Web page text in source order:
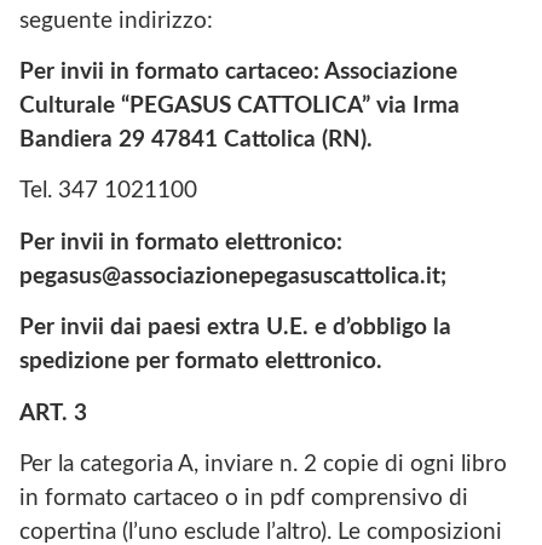
seguente indirizzo:
Per invii in formato cartaceo: Associazione
Culturale “PEGASUS CATTOLICA” via Irma
Bandiera 29 47841 Cattolica (RN).
Tel. 347 1021100
Per invii in formato elettronico:
pegasus@associazionepegasuscattolica.it;
Per invii dai paesi extra U.E. e d’obbligo la
spedizione per formato elettronico.
ART. 3
Per la categoria A, inviare n. 2 copie di ogni libro
in formato cartaceo o in pdf comprensivo di
copertina (l’uno esclude l’altro). Le composizioni